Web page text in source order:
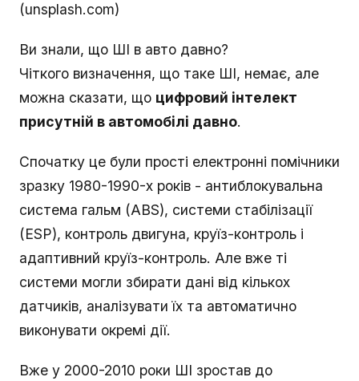
(unsplash.com)
Ви знали, що ШІ в авто давно?
Чіткого визначення, що таке ШІ, немає, але
можна сказати, що цифровий інтелект
присутній в автомобілі давно.
Спочатку це були прості електронні помічники
зразку 1980-1990-х років - антиблокувальна
система гальм (ABS), системи стабілізації
(ESP), контроль двигуна, круїз-контроль і
адаптивний круїз-контроль. Але вже ті
системи могли збирати дані від кількох
датчиків, аналізувати їх та автоматично
виконувати окремі дії.
Вже у 2000-2010 роки ШІ зростав до